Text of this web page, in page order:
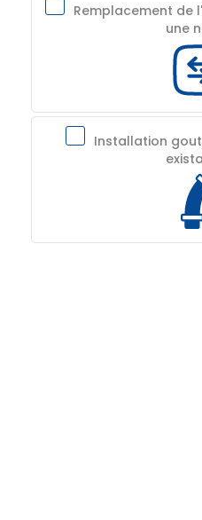
Remplacement de
une
Installation